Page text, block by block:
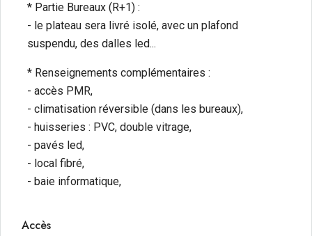
* Partie Bureaux (R+1) :
- le plateau sera livré isolé, avec un plafond
suspendu, des dalles led...
* Renseignements complémentaires :
- accès PMR,
- climatisation réversible (dans les bureaux),
- huisseries : PVC, double vitrage,
- pavés led,
- local fibré,
- baie informatique,
Accès